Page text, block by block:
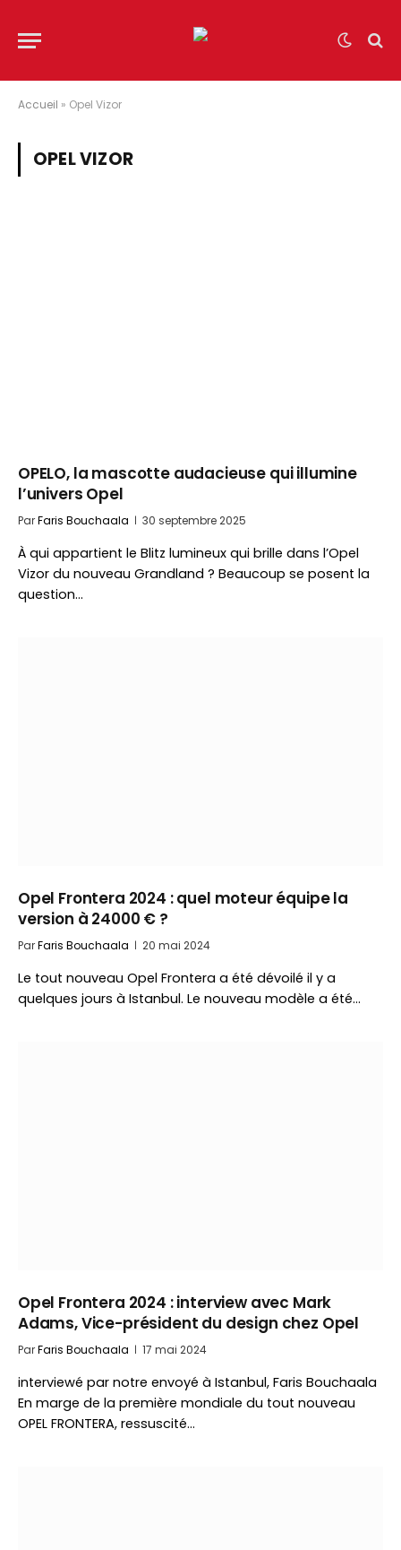
Accueil » Opel Vizor
OPEL VIZOR
OPELO, la mascotte audacieuse qui illumine
l’univers Opel
ParFaris Bouchaala 30 septembre 2025
À qui appartient le Blitz lumineux qui brille dans l’Opel
Vizor du nouveau Grandland ? Beaucoup se posent la
question…
Opel Frontera 2024 : quel moteur équipe la
version à 24000 € ?
ParFaris Bouchaala 20 mai 2024
Le tout nouveau Opel Frontera a été dévoilé il y a
quelques jours à Istanbul. Le nouveau modèle a été…
Opel Frontera 2024 : interview avec Mark
Adams, Vice-président du design chez Opel
ParFaris Bouchaala 17 mai 2024
interviewé par notre envoyé à Istanbul, Faris Bouchaala
En marge de la première mondiale du tout nouveau
OPEL FRONTERA, ressuscité…